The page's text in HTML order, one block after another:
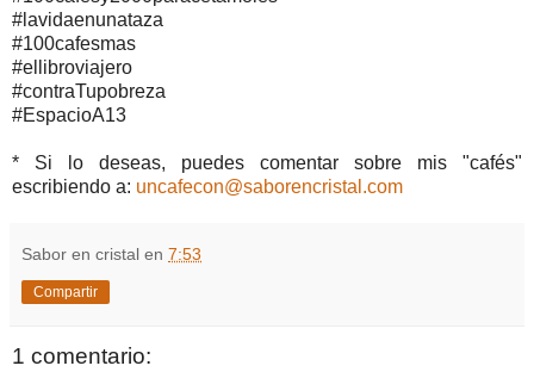
#lavidaenunataza
#100cafesmas
#ellibroviajero
#contraTupobreza
#EspacioA13
* Si lo deseas, puedes comentar sobre mis "cafés"
escribiendo a: uncafecon@saborencristal.com
Sabor en cristal en 7:53
Compartir
1 comentario: